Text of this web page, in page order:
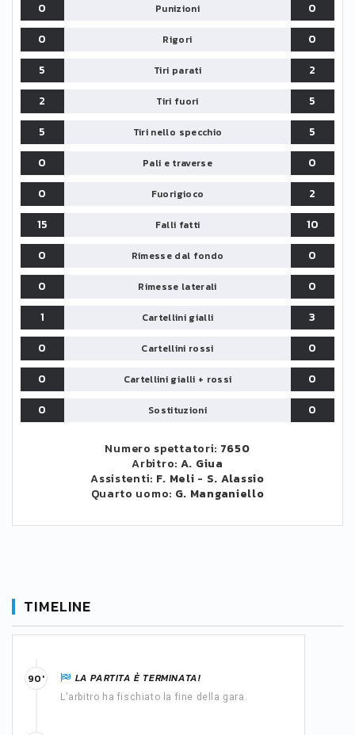
0 Punizioni
0
0
Rigori
0
5
Tiri parati
2
2
Tiri fuori
5
5
Tiri nello specchio
5
0
Pali e traverse
0
0
Fuorigioco
2
15
Falli fatti
10
0
Rimesse dal fondo
0
0
Rimesse laterali
0
1
Cartellini gialli
3
0
Cartellini rossi
0
0
Cartellini gialli + rossi
0
0
Sostituzioni 0
Numero spettatori: 7650
Arbitro: A. Giua
Assistenti: F. Meli - S. Alassio
Quarto uomo: G. Manganiello
TIMELINE
LA PARTITA È TERMINATA!
L'arbitro ha fischiato la fine della gara.
90'